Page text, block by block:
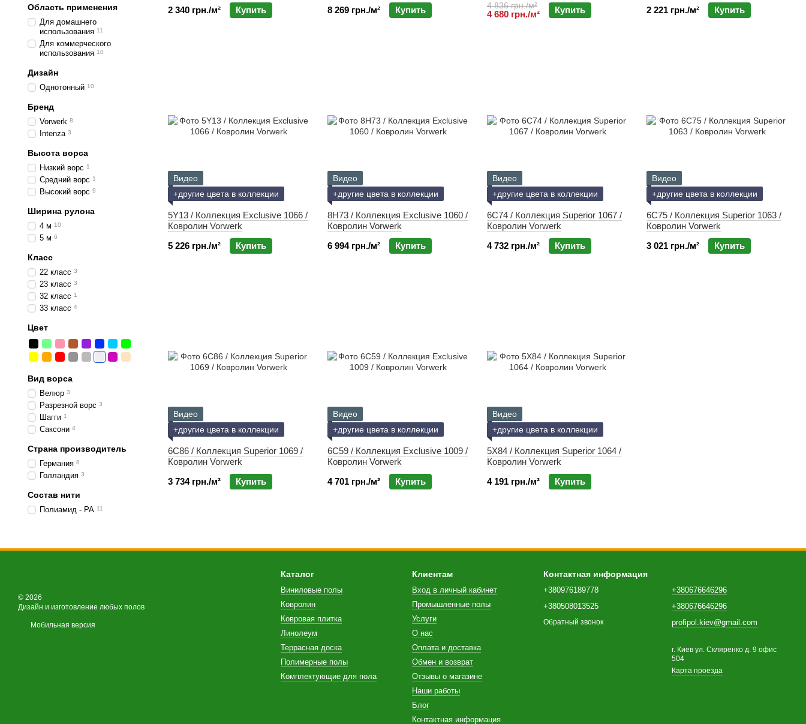
2 340 грн./м²
Купить
8 269 грн./м²
Купить 4 836 грн./м²
4 680 грн./м² Купить
2 221 грн./м²
Купить
Видео
+другие цвета в коллекции
5Y13 / Коллекция Exclusive 1066 /
Ковролин Vorwerk
5 226 грн./м²
Купить
Видео
+другие цвета в коллекции
8H73 / Коллекция Exclusive 1060 /
Ковролин Vorwerk
6 994 грн./м²
Купить
Видео
+другие цвета в коллекции
6C74 / Коллекция Superior 1067 /
Ковролин Vorwerk
4 732 грн./м²
Купить
Видео
+другие цвета в коллекции
6C75 / Коллекция Superior 1063 /
Ковролин Vorwerk
3 021 грн./м²
Купить
Видео
+другие цвета в коллекции
6C86 / Коллекция Superior 1069 /
Ковролин Vorwerk
3 734 грн./м²
Купить
Видео
+другие цвета в коллекции
6C59 / Коллекция Exclusive 1009 /
Ковролин Vorwerk
4 701 грн./м²
Купить
Видео
+другие цвета в коллекции
5X84 / Коллекция Superior 1064 /
Ковролин Vorwerk
4 191 грн./м²
Купить
Область применения
Для домашнего
использования 11
Для коммерческого
использования 10
Дизайн
Однотонный 10
Бренд
Vorwerk 8
Intenza 3
Высота ворса
Низкий ворс 1
Средний ворс 1
Высокий ворс 9
Ширина рулона
4 м 10
5 м 6
Класс
22 класс 3
23 класс 3
32 класс 1
33 класс 4
Цвет
Вид ворса
Велюр 3
Разрезной ворс 3
Шагги 1
Саксони 4
Страна производитель
Германия 8
Голландия 3
Состав нити
Полиамид - PA 11
© 2026
Дизайн и изготовление любых полов
Мобильная версия
Каталог
Виниловые полы
Ковролин
Ковровая плитка
Линолеум
Террасная доска
Полимерные полы
Комплектующие для пола
Клиентам
Вход в личный кабинет
Промышленные полы
Услуги
О нас
Оплата и доставка
Обмен и возврат
Отзывы о магазине
Наши работы
Блог
Контактная информация
Контактная информация
+380976189778
+380508013525
Обратный звонок
+380676646296
+380676646296
profipol.kiev@gmail.com
г. Киев ул. Скляренко д. 9 офис
504
Карта проезда